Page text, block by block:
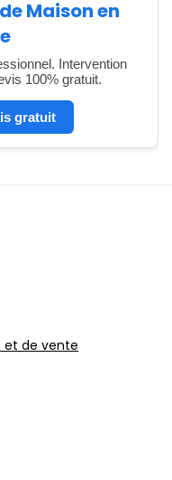
Maison en
Intervention
100% gratuit.
gratuit
et de vente